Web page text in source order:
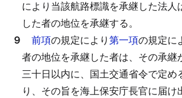
により当該航路標識を承継した法人
した者の地位を承継する。
９ 前項の規定により第一項の規定に
者の地位を承継した者は、その承継
三十日以内に、国土交通省令で定め
り、その旨を海上保安庁長官に届け